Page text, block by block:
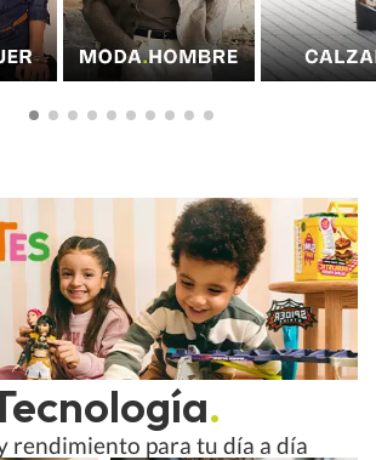
.
rendimiento para tu día a día